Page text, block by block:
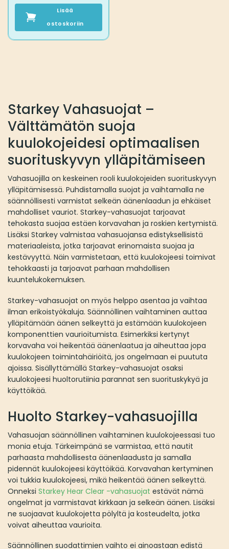
Lisää
ostoskoriin
Starkey Vahasuojat –
Välttämätön suoja
kuulokojeidesi optimaalisen
suorituskyvyn ylläpitämiseen
Vahasuojilla on keskeinen rooli kuulokojeiden suorituskyvyn
ylläpitämisessä. Puhdistamalla suojat ja vaihtamalla ne
säännöllisesti varmistat selkeän äänenlaadun ja ehkäiset
mahdolliset vauriot. Starkey-vahasuojat tarjoavat
tehokasta suojaa estäen korvavahan ja roskien kertymistä.
Lisäksi Starkey valmistaa vahasuojansa edistyksellisistä
materiaaleista, jotka tarjoavat erinomaista suojaa ja
kestävyyttä. Näin varmistetaan, että kuulokojeesi toimivat
tehokkaasti ja tarjoavat parhaan mahdollisen
kuuntelukokemuksen.
Starkey-vahasuojat on myös helppo asentaa ja vaihtaa
ilman erikoistyökaluja. Säännöllinen vaihtaminen auttaa
ylläpitämään äänen selkeyttä ja estämään kuulokojeen
komponenttien vaurioitumista. Esimerkiksi kertynyt
korvavaha voi heikentää äänenlaatua ja aiheuttaa jopa
kuulokojeen toimintahäiriöitä, jos ongelmaan ei puututa
ajoissa. Sisällyttämällä Starkey-vahasuojat osaksi
kuulokojeesi huoltorutiinia parannat sen suorituskykyä ja
käyttöikää.
Huolto Starkey-vahasuojilla
Vahasuojan säännöllinen vaihtaminen kuulokojeessasi tuo
monia etuja. Tärkeimpänä se varmistaa, että nautit
parhaasta mahdollisesta äänenlaadusta ja samalla
pidennät kuulokojeesi käyttöikää. Korvavahan kertyminen
voi tukkia kuulokojeesi, mikä heikentää äänen selkeyttä.
Onneksi Starkey Hear Clear -vahasuojat estävät nämä
ongelmat ja varmistavat kirkkaan ja selkeän äänen. Lisäksi
ne suojaavat kuulokojetta pölyltä ja kosteudelta, jotka
voivat aiheuttaa vaurioita.
Säännöllinen suodattimien vaihto ei ainoastaan edistä